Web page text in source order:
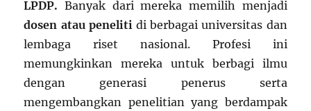
LPDP. Banyak dari mereka memilih menjadi
dosen atau penelitidi berbagai universitas dan
lembaga riset nasional. Profesi ini
memungkinkan mereka untuk berbagi ilmu
dengan generasi penerus serta
mengembangkan penelitian yang berdampak